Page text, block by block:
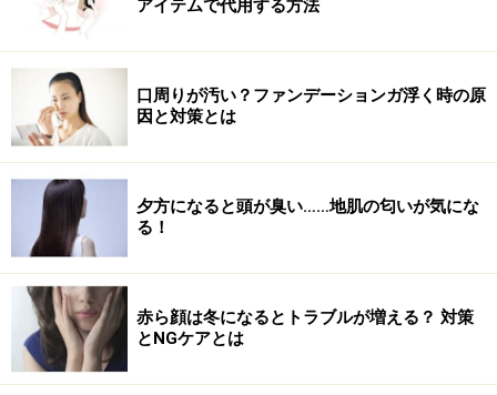
逆に、心身にストレスにならない程度に、今まで摂りす
ぎていたカロリーを活動量に合わせて抑え、内臓をケア
する目的でおこなったほうが、結果的にはダイエットに
成功し、体重も維持しやすいのです。
ファスティングに失敗しやすい人のライフ
スタイル・生活習慣
第1位 「なんとなく痩せたい」だけで、痩せる理由や
目的が不明確
第2位 体を動かしたり、出かけるのが億劫で、家にい
アイテムで代用する方法
口周りが汚い？ファンデーションガ浮く時の原
因と対策とは
夕方になると頭が臭い……地肌の匂いが気にな
る！
赤ら顔は冬になるとトラブルが増える？ 対策
とNGケアとは